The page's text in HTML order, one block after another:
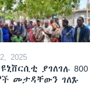
2025
ያገለገሉ 800
መታዳቸውን ገለጹ